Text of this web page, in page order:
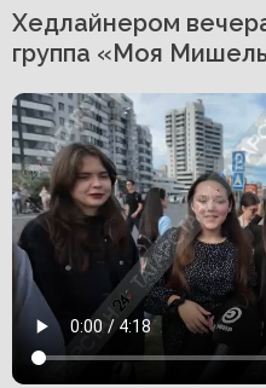
Хедлайнером
группа «Моя